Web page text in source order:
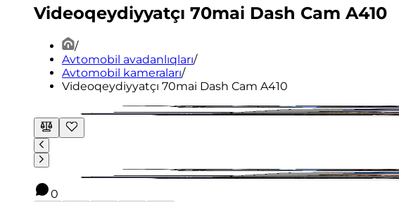
Videoqeydiyyatçı 70mai Dash Cam A410
/
Avtomobil avadanlıqları/
Avtomobil kameraları/
Videoqeydiyyatçı 70mai Dash Cam A410
0